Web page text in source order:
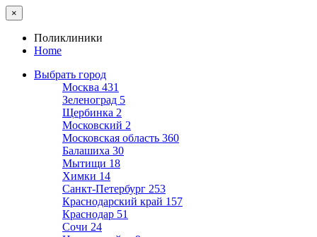
×
Поликлиники
Home
Выбрать город
Москва 431
Зеленоград 5
Щербинка 2
Московский 2
Московская область 360
Балашиха 30
Мытищи 18
Химки 14
Санкт-Петербург 253
Краснодарский край 157
Краснодар 51
Сочи 24